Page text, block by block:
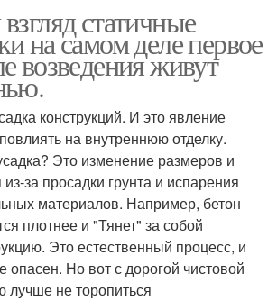
статичные
на самом деле первое
возведения живут
конструкций. И это явление
на внутреннюю отделку.
Это изменение размеров и
за просадки грунта и испарения
материалов. Например, бетон
плотнее и "Тянет" за собой
Это естественный процесс, и
опасен. Но вот с дорогой чистовой
лучше не торопиться